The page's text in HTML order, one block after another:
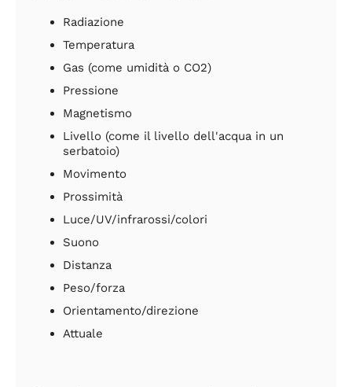
Radiazione
Temperatura
Gas (come umidità o CO2)
Pressione
Magnetismo
Livello (come il livello dell'acqua in un
serbatoio)
Movimento
Prossimità
Luce/UV/infrarossi/colori
Suono
Distanza
Peso/forza
Orientamento/direzione
Attuale